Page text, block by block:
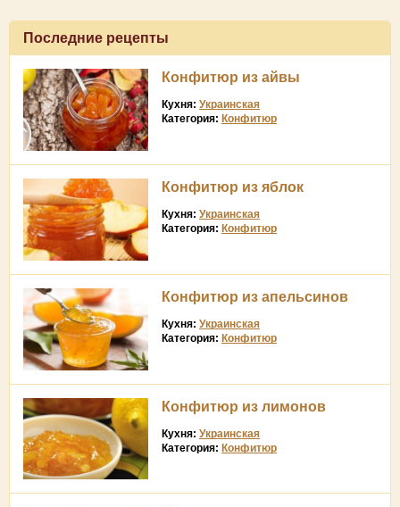
Последние рецепты
Конфитюр из айвы
Кухня: Украинская
Категория: Конфитюр
Конфитюр из яблок
Кухня: Украинская
Категория: Конфитюр
Конфитюр из апельсинов
Кухня: Украинская
Категория: Конфитюр
Конфитюр из лимонов
Кухня: Украинская
Категория: Конфитюр